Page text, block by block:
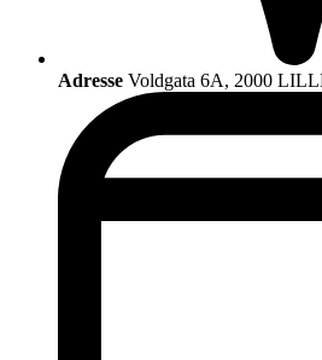
Adresse Voldgata 6A, 2000